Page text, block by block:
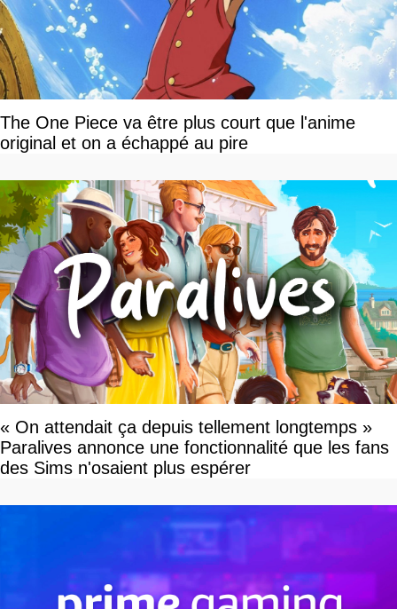
The One Piece va être plus court que l'anime
original et on a échappé au pire
« On attendait ça depuis tellement longtemps »
Paralives annonce une fonctionnalité que les fans
des Sims n'osaient plus espérer